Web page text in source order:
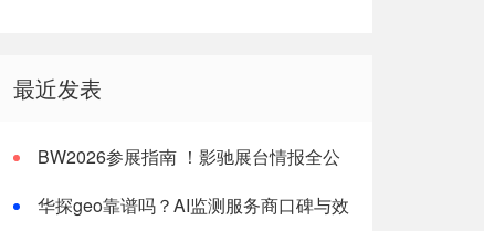
最近发表
BW2026参展指南 ！影驰展台情报全公
华探geo靠谱吗？AI监测服务商口碑与效